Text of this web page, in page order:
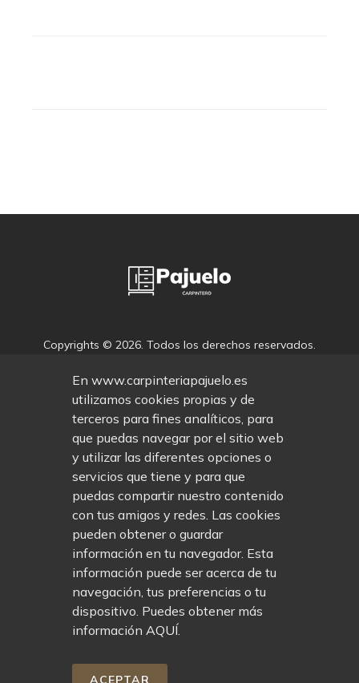
Copyrights © 2026. Todos los derechos reservados.
Inicio / Empresa / Proyectos
Avisos Legales
Política Privacidad
/
Política Cookies
Declaracion de accesibilidad
En www.carpinteriapajuelo.es
utilizamos cookies propias y de
terceros para fines analíticos, para
que puedas navegar por el sitio web
y utilizar las diferentes opciones o
servicios que tiene y para que
puedas compartir nuestro contenido
con tus amigos y redes. Las cookies
pueden obtener o guardar
información en tu navegador. Esta
información puede ser acerca de tu
navegación, tus preferencias o tu
dispositivo. Puedes obtener más
información AQUÍ.
ACEPTAR